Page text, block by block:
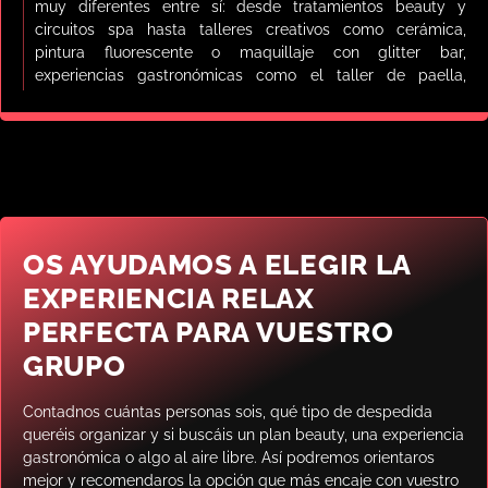
muy diferentes entre sí: desde tratamientos beauty y
circuitos spa hasta talleres creativos como cerámica,
pintura fluorescente o maquillaje con glitter bar,
experiencias gastronómicas como el taller de paella,
con comida a bordo e incluso una divertida reunión tapersex
más popular en despedidas
de soltera
Labeauty party
demandada para
privado para vuestro grupo donde cada persona recibe un
tratamiento a elegir entre manicura, pedicura o masaje,
todo acompañado de aperitivos y bebidas incluidas.
OS AYUDAMOS A ELEGIR LA
EXPERIENCIA RELAX
PERFECTA PARA VUESTRO
GRUPO
Contadnos cuántas personas sois, qué tipo de despedida
queréis organizar y si buscáis un plan beauty, una experiencia
gastronómica o algo al aire libre. Así podremos orientaros
mejor y recomendaros la opción que más encaje con vuestro